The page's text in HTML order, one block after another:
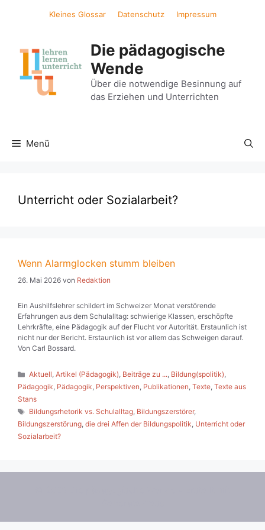
Kleines Glossar Datenschutz Impressum
Die pädagogische
Wende
Über die notwendige Besinnung auf
das Erziehen und Unterrichten
Menü
Unterricht oder Sozialarbeit?
Wenn Alarmglocken stumm bleiben
26. Mai 2026 von Redaktion
Ein Aushilfslehrer schildert im Schweizer Monat verstörende
Erfahrungen aus dem Schulalltag: schwierige Klassen, erschöpfte
Lehrkräfte, eine Pädagogik auf der Flucht vor Autorität. Erstaunlich ist
nicht nur der Bericht. Erstaunlich ist vor allem das Schweigen darauf.
Von Carl Bossard.
Kategorien
Aktuell,Artikel (Pädagogik), Beiträge zu ..., Bildung(spolitik),
Pädagogik, Pädagogik, Perspektiven, Publikationen, Texte, Texte aus
Stans
Schlagwörter
Bildungsrhetorik vs. Schulalltag, Bildungszerstörer,
Bildungszerstörung, die drei Affen der Bildungspolitik, Unterricht oder
Sozialarbeit?